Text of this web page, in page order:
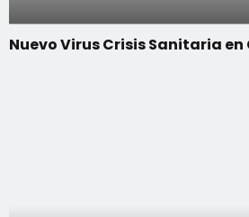
Nuevo Virus Crisis Sanitaria en